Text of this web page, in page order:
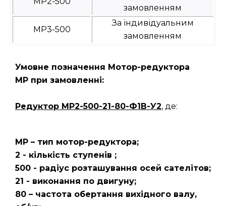
замовленням
МР3-500
За індивідуальним
замовленням
Умовне позначення Мотор-редуктора
МР при замовленні:
Редуктор МР2-500-21-80-Ф1В-У2, де:
МР – тип мотор-редуктора;
2 - кількість ступенів ;
500 - радіус розташування осей сателітов;
21 - виконання по двигуну;
80 – частота обертання вихідного валу,